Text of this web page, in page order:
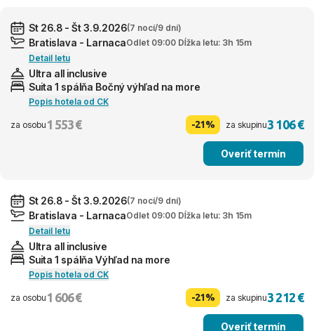
St 26.8 - Št 3.9.2026(7 nocí/9 dní)
Bratislava - LarnacaOdlet 09:00 Dĺžka letu: 3h 15m
Detail letu
Ultra all inclusive
Suita 1 spálňa Bočný výhľad na more
Popis hotela od CK
za osobu 1 553 € -21% za skupinu3 106 €
Overiť termín
St 26.8 - Št 3.9.2026(7 nocí/9 dní)
Bratislava - LarnacaOdlet 09:00 Dĺžka letu: 3h 15m
Detail letu
Ultra all inclusive
Suita 1 spálňa Výhľad na more
Popis hotela od CK
za osobu 1 606 € -21% za skupinu3 212 €
Overiť termín